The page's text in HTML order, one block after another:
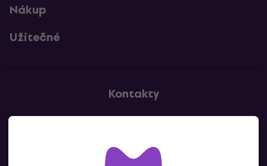
Nákup
Užitečné
Kontakty